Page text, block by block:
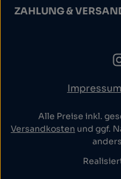
ZAHLUNG &
Impressum
Alle Preise inkl.
Versandkosten und ggf.